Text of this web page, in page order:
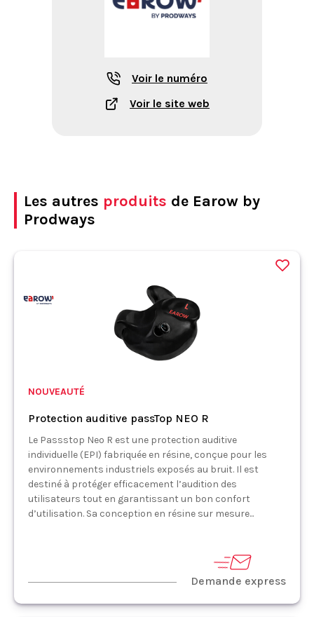
Voir le numéro
Voir le site web
Les autres produits de Earow by
Prodways
NOUVEAUTÉ
Protection auditive passTop NEO R
Le Passstop Neo R est une protection auditive
individuelle (EPI) fabriquée en résine, conçue pour les
environnements industriels exposés au bruit. Il est
destiné à protéger efficacement l’audition des
utilisateurs tout en garantissant un bon confort
d’utilisation. Sa conception en résine sur mesure...
Demande express